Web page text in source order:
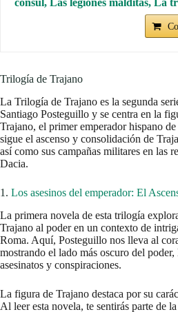
consul, Las legiones malditas, La
Trilogía de Trajano
La Trilogía de Trajano es la segunda
Santiago Posteguillo y se centra en la
Trajano, el primer emperador hispano
sigue el ascenso y consolidación de
así como sus campañas militares en las
Dacia.
1. Los asesinos del emperador: El
La primera novela de esta trilogía
Trajano al poder en un contexto de
Roma. Aquí, Posteguillo nos lleva al
mostrando el lado más oscuro del
asesinatos y conspiraciones.
La figura de Trajano destaca por su
Al leer esta novela, te sentirás parte de